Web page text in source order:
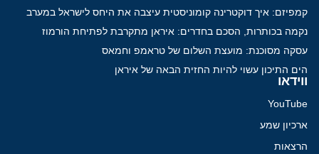
קמפיזם: איך דוקטרינה קומוניסטית עיצבה את היחס לישראל במערב
נקמה בכותרות, הסכם בחדרים: איראן מתקרבת לפתיחת הורמוז
עסקה מסוכנת: מועצת השלום של טראמפ וחמאס
הים התיכון עשוי להיות החזית הבאה של איראן
ווידאו
YouTube
ארכיון שמע
הרצאות